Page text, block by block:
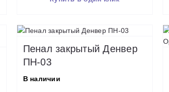
Пенал закрытый Денвер
ПН-03
В наличии